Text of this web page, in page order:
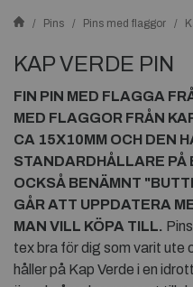
Pins Pins med flaggor
KAP VERDE PIN
FIN PIN MED FLAGGA
MED FLAGGOR FRÅN
CA 15X10MM OCH DEN
STANDARDHÅLLARE PÅ
OCKSÅ BENÄMNT
GÅR ATT UPPDATERA
MAN VILL KÖPA TILL.
tex bra för dig som varit ute
håller på Kap Verde i en